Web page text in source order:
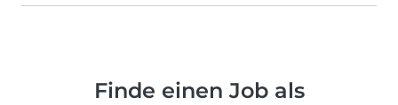
Finde einen Job als